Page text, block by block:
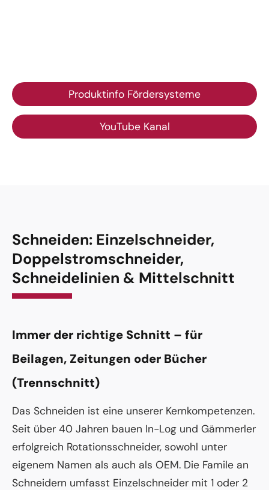
Produktinfo Fördersysteme
YouTube Kanal
Schneiden: Einzelschneider,
Doppelstromschneider,
Schneidelinien & Mittelschnitt
Immer der richtige Schnitt – für
Beilagen, Zeitungen oder Bücher
(Trennschnitt)
Das Schneiden ist eine unserer Kernkompetenzen.
Seit über 40 Jahren bauen In-Log und Gämmerler
erfolgreich Rotationsschneider, sowohl unter
eigenem Namen als auch als OEM. Die Famile an
Schneidern umfasst Einzelschneider mit 1 oder 2